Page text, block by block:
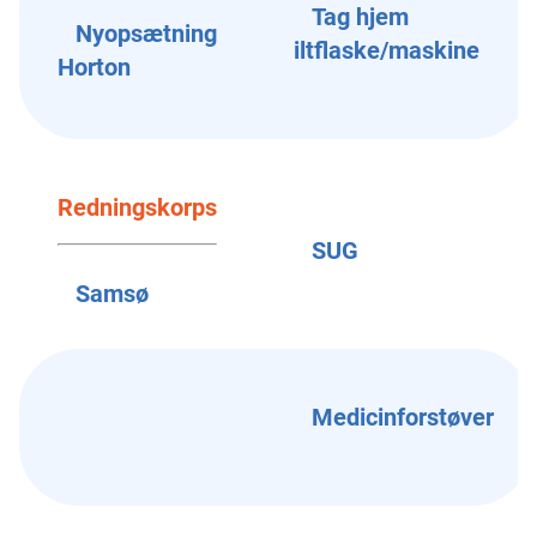
Nyopsætning
Horton
Tag hjem
iltflaske/maskine
Redningskorps
Samsø
SUG
Medicinforstøver